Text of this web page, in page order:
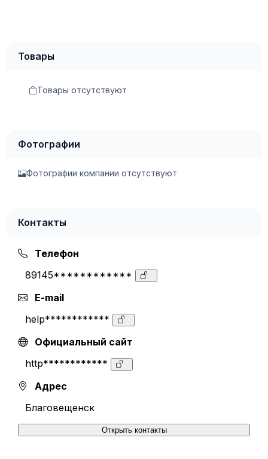
Товары
Товары отсутствуют
Фотографии
Фотографии компании отсутствуют
Контакты
Телефон
89145************
E-mail
help************
Официальный сайт
http************
Адрес
Благовещенск
Открыть контакты